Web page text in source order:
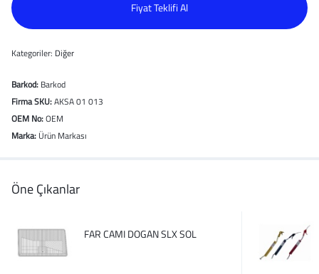
Fiyat Teklifi Al
Kategoriler: Diğer
Barkod: Barkod
Firma SKU:AKSA 01 013
OEM No:OEM
Marka: Ürün Markası
Öne Çıkanlar
FAR CAMI DOGAN SLX SOL